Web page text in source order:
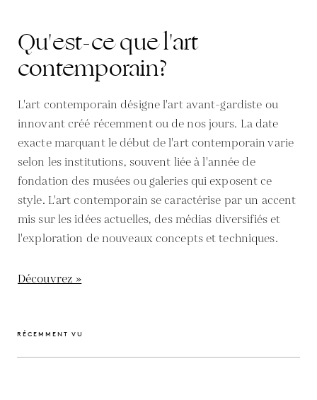
Qu'est-ce que l'art
contemporain?
L'art contemporain désigne l'art avant-gardiste ou
innovant créé récemment ou de nos jours. La date
exacte marquant le début de l'art contemporain varie
selon les institutions, souvent liée à l'année de
fondation des musées ou galeries qui exposent ce
style. L'art contemporain se caractérise par un accent
mis sur les idées actuelles, des médias diversifiés et
l'exploration de nouveaux concepts et techniques.
Découvrez »
RÉCEMMENT VU